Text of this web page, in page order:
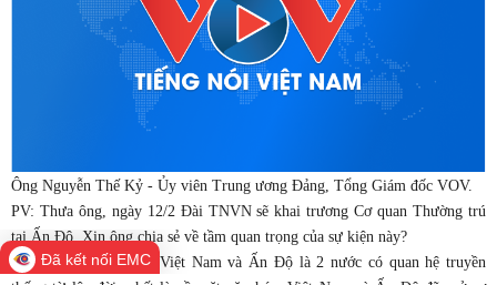
Ông Nguyễn Thế Kỷ - Ủy viên Trung ương Đảng, Tổng Giám đốc VOV.
PV: Thưa ông, ngày 12/2 Đài TNVN sẽ khai trương Cơ quan Thường trú
tại Ấn Độ. Xin ông chia sẻ về tầm quan trọng của sự kiện này?
Ông Nguyễn Thế Kỷ: Việt Nam và Ấn Độ là 2 nước có quan hệ truyền
Đã kết nối EMC